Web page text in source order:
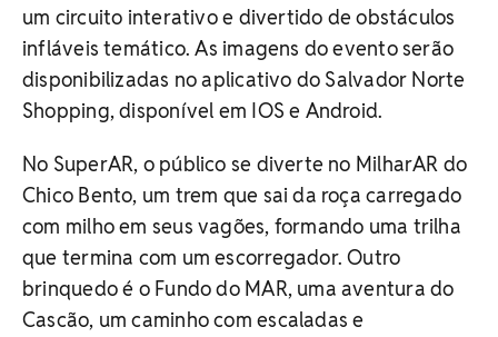
um circuito interativo e divertido de obstáculos
infláveis temático. As imagens do evento serão
disponibilizadas no aplicativo do Salvador Norte
Shopping, disponível em IOS e Android.
No SuperAR, o público se diverte no MilharAR do
Chico Bento, um trem que sai da roça carregado
com milho em seus vagões, formando uma trilha
que termina com um escorregador. Outro
brinquedo é o Fundo do MAR, uma aventura do
Cascão, um caminho com escaladas e